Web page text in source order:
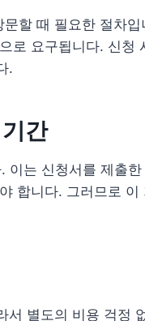
할 때 필요한 절차입
로 요구됩니다. 신청
.
간
이는 신청서를 제출
합니다. 그러므로 이
별도의 비용 걱정